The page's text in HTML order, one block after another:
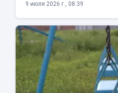
9 июля 2026 г., 08:39